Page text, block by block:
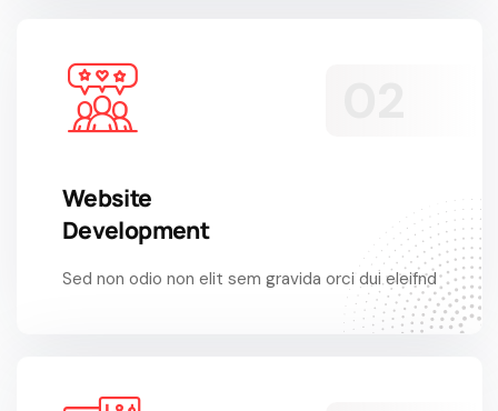
Website
Development
Sed non odio non elit sem gravida orci dui eleifnd